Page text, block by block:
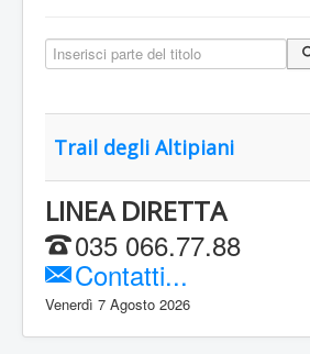
Ricerche Veloci
Area Supporto
Area Clienti
Contatti
Sei qui: Home
Inserisci parte del titolo
Trail degli Altipiani
LINEA DIRETTA
035 066.77.88
Contatti...
Venerdì 7 Agosto 2026